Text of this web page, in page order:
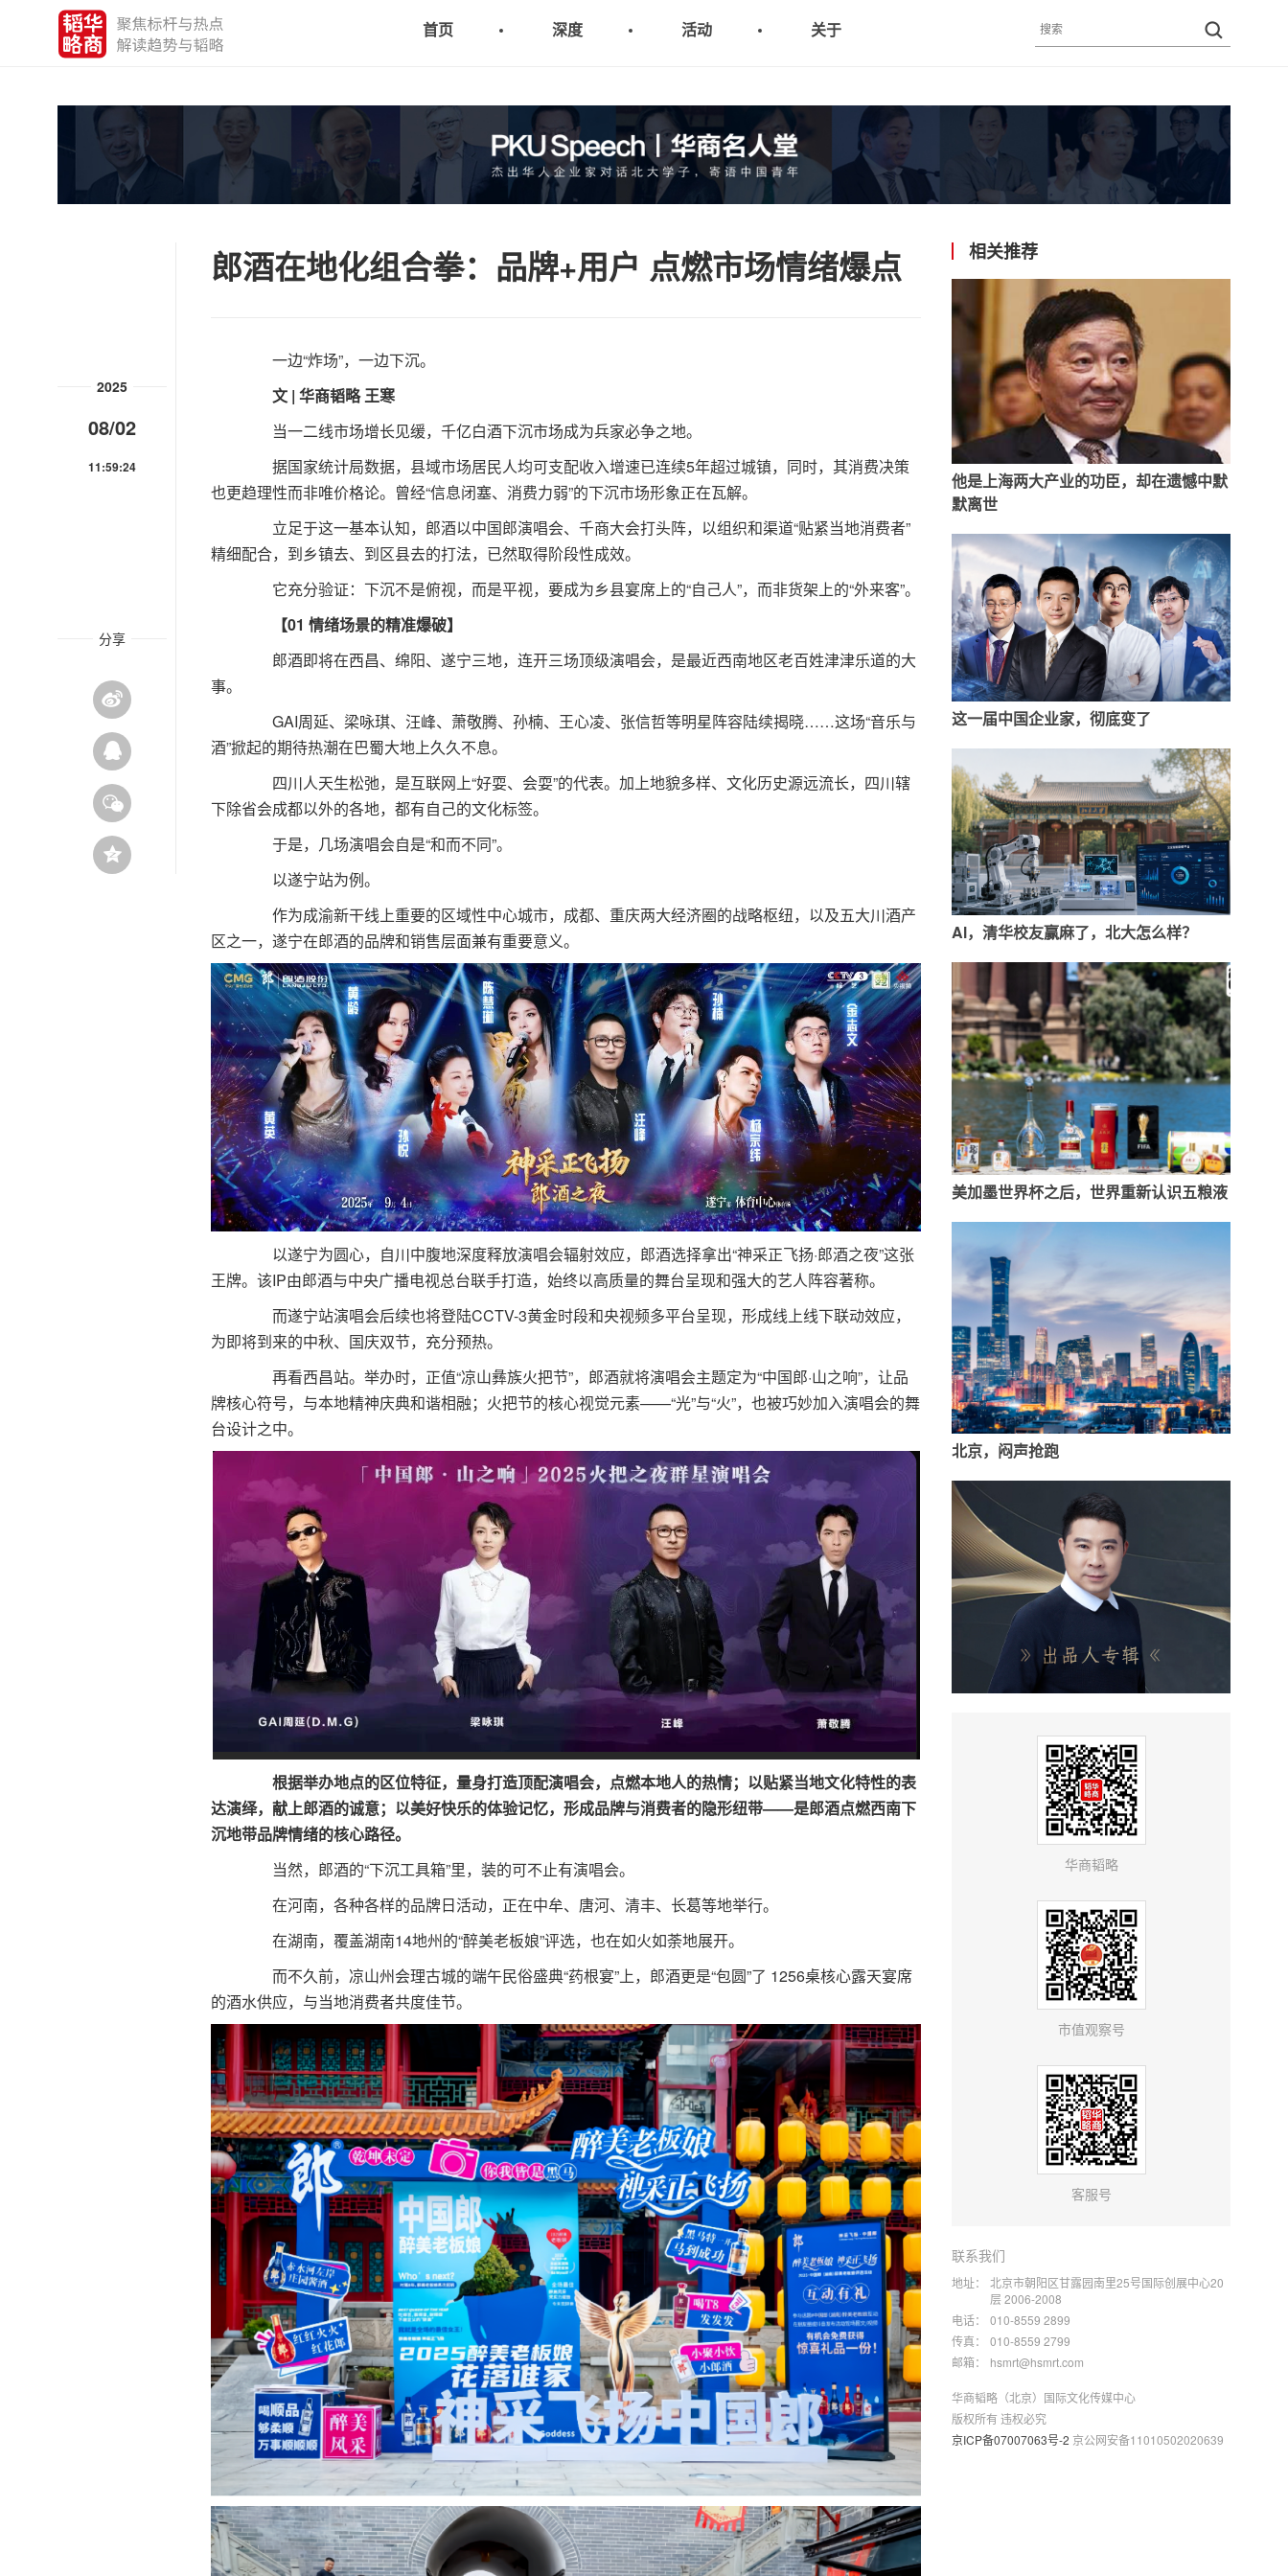
首页 深度 活动 关于
2025
08/02
11:59:24
分享
郎酒在地化组合拳：品牌+用户 点燃市场情绪爆点
一边“炸场”，一边下沉。
文 | 华商韬略 王寒
当一二线市场增长见缓，千亿白酒下沉市场成为兵家必争之地。
据国家统计局数据，县域市场居民人均可支配收入增速已连续5年超过城镇，同时，其消费决策
也更趋理性而非唯价格论。曾经“信息闭塞、消费力弱”的下沉市场形象正在瓦解。
立足于这一基本认知，郎酒以中国郎演唱会、千商大会打头阵，以组织和渠道“贴紧当地消费者”
精细配合，到乡镇去、到区县去的打法，已然取得阶段性成效。
它充分验证：下沉不是俯视，而是平视，要成为乡县宴席上的“自己人”，而非货架上的“外来客”。
【01 情绪场景的精准爆破】
郎酒即将在西昌、绵阳、遂宁三地，连开三场顶级演唱会，是最近西南地区老百姓津津乐道的大
事。
GAI周延、梁咏琪、汪峰、萧敬腾、孙楠、王心凌、张信哲等明星阵容陆续揭晓……这场“音乐与
酒”掀起的期待热潮在巴蜀大地上久久不息。
四川人天生松弛，是互联网上“好耍、会耍”的代表。加上地貌多样、文化历史源远流长，四川辖
下除省会成都以外的各地，都有自己的文化标签。
于是，几场演唱会自是“和而不同”。
以遂宁站为例。
作为成渝新干线上重要的区域性中心城市，成都、重庆两大经济圈的战略枢纽，以及五大川酒产
区之一，遂宁在郎酒的品牌和销售层面兼有重要意义。
以遂宁为圆心，自川中腹地深度释放演唱会辐射效应，郎酒选择拿出“神采正飞扬·郎酒之夜”这张
王牌。该IP由郎酒与中央广播电视总台联手打造，始终以高质量的舞台呈现和强大的艺人阵容著称。
而遂宁站演唱会后续也将登陆CCTV-3黄金时段和央视频多平台呈现，形成线上线下联动效应，
为即将到来的中秋、国庆双节，充分预热。
再看西昌站。举办时，正值“凉山彝族火把节”，郎酒就将演唱会主题定为“中国郎·山之响”，让品
牌核心符号，与本地精神庆典和谐相融；火把节的核心视觉元素——“光”与“火”，也被巧妙加入演唱会的舞
台设计之中。
根据举办地点的区位特征，量身打造顶配演唱会，点燃本地人的热情；以贴紧当地文化特性的表
达演绎，献上郎酒的诚意；以美好快乐的体验记忆，形成品牌与消费者的隐形纽带——是郎酒点燃西南下
沉地带品牌情绪的核心路径。
当然，郎酒的“下沉工具箱”里，装的可不止有演唱会。
在河南，各种各样的品牌日活动，正在中牟、唐河、清丰、长葛等地举行。
在湖南，覆盖湖南14地州的“醉美老板娘”评选，也在如火如荼地展开。
而不久前，凉山州会理古城的端午民俗盛典“药根宴”上，郎酒更是“包圆”了 1256桌核心露天宴席
的酒水供应，与当地消费者共度佳节。
相关推荐
他是上海两大产业的功臣，却在遗憾中默
默离世
这一届中国企业家，彻底变了
Al，清华校友赢麻了，北大怎么样？
美加墨世界杯之后，世界重新认识五粮液
北京，闷声抢跑
华商韬略
市值观察号
客服号
联系我们
地址：
北京市朝阳区甘露园南里25号国际创展中心20
层 2006-2008
电话：
010-8559 2899
传真：
010-8559 2799
邮箱：
hsmrt@hsmrt.com
华商韬略（北京）国际文化传媒中心
版权所有 违权必究
京ICP备07007063号-2 京公网安备11010502020639